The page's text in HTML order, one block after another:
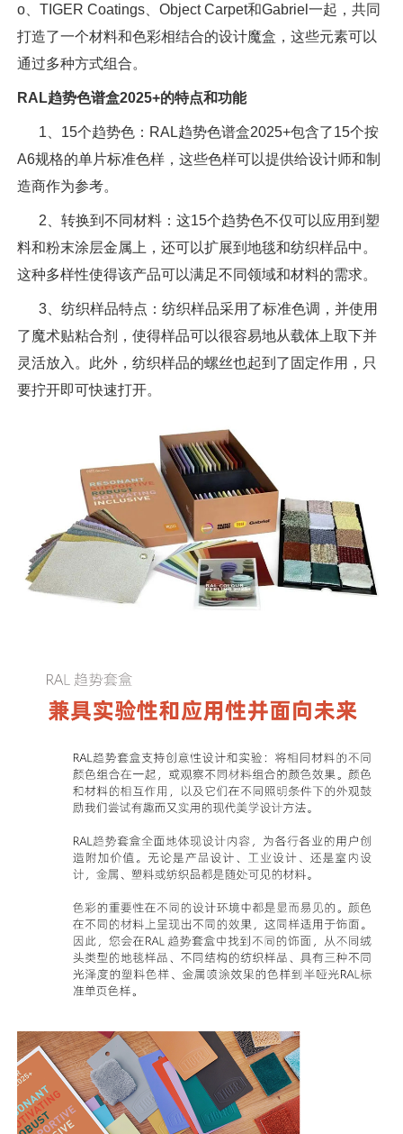
o、TIGER Coatings、Object Carpet和Gabriel一起，共同
打造了一个材料和色彩相结合的设计魔盒，这些元素可以
通过多种方式组合。
RAL趋势色谱盒2025+的特点和功能
1、15个趋势色：RAL趋势色谱盒2025+包含了15个按
A6规格的单片标准色样，这些色样可以提供给设计师和制
造商作为参考。
2、转换到不同材料：这15个趋势色不仅可以应用到塑
料和粉末涂层金属上，还可以扩展到地毯和纺织样品中。
这种多样性使得该产品可以满足不同领域和材料的需求。
3、纺织样品特点：纺织样品采用了标准色调，并使用
了魔术贴粘合剂，使得样品可以很容易地从载体上取下并
灵活放入。此外，纺织样品的螺丝也起到了固定作用，只
要拧开即可快速打开。